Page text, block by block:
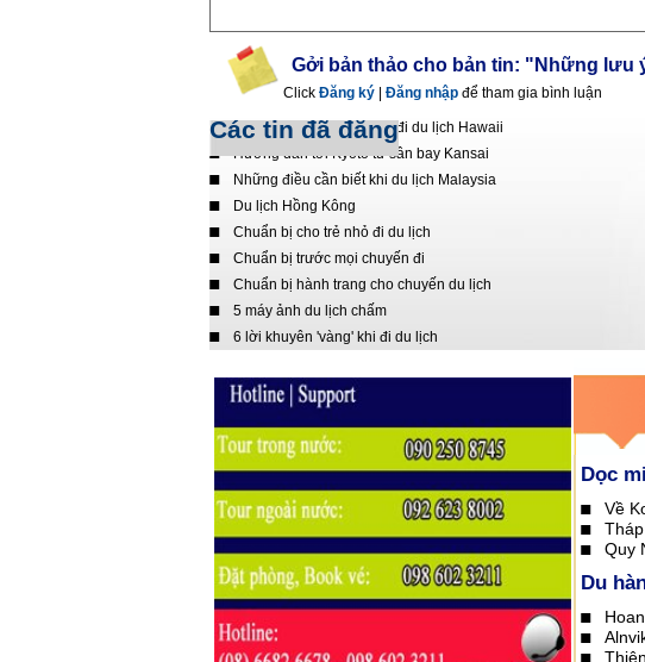
Gởi bản thảo cho bản tin: "Những lưu
Click Đăng ký Đăng nhập để tham gia bình luận
Các tin đã đăng
9 lưu ý dành cho bạn khi đi du lịch Hawaii
Hướng dẫn tới Kyoto từ sân bay Kansai
Những điều cần biết khi du lịch Malaysia
Du lịch Hồng Kông
Chuẩn bị cho trẻ nhỏ đi du lịch
Chuẩn bị trước mọi chuyến đi
Chuẩn bị hành trang cho chuyến du lịch
5 máy ảnh du lịch chấm
6 lời khuyên 'vàng' khi đi du lịch
Dọc
Về
Quy
Du